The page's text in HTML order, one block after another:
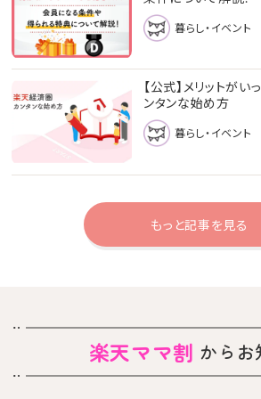
暮らし・イベント
【公式】メリットが
ンタンな始め方
暮らし・イベント
もっと記事を見る
楽天ママ割 からお